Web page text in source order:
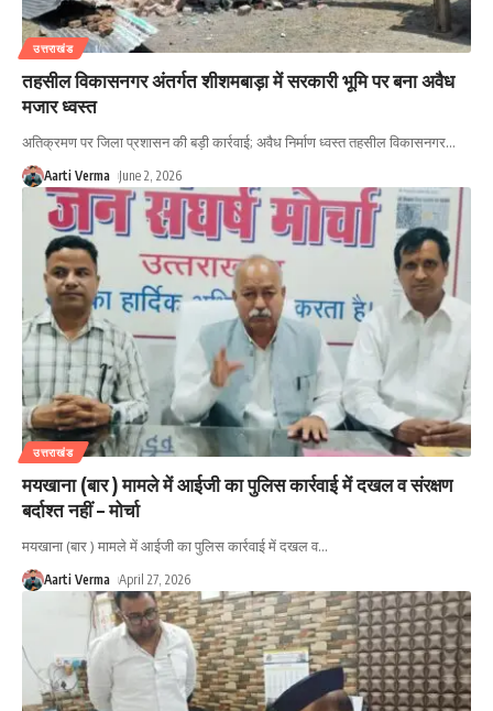
उत्तराखंड
तहसील विकासनगर अंतर्गत शीशमबाड़ा में सरकारी भूमि पर बना अवैध
मजार ध्वस्त
अतिक्रमण पर जिला प्रशासन की बड़ी कार्रवाई; अवैध निर्माण ध्वस्त तहसील विकासनगर…
Aarti Verma June 2, 2026
उत्तराखंड
मयखाना (बार ) मामले में आईजी का पुलिस कार्रवाई में दखल व संरक्षण
बर्दाश्त नहीं – मोर्चा
मयखाना (बार ) मामले में आईजी का पुलिस कार्रवाई में दखल व…
Aarti Verma April 27, 2026